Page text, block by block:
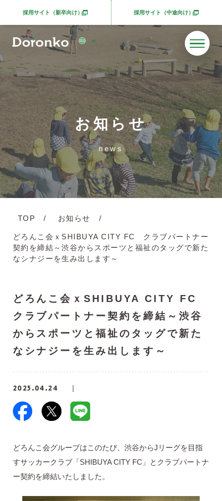
採用サイト（新卒向け）別ウィンドウで開きます 採用サイト（中途向け）別ウィンドウで開きま
お知らせ
news
TOP お知らせ
どろんこ会ｘSHIBUYA CITY FC クラブパートナー
契約を締結～渋谷からスポーツと福祉のタッグで新た
なシナジーを生み出します～
どろんこ会ｘSHIBUYA CITY FC
クラブパートナー契約を締結～渋谷
からスポーツと福祉のタッグで新た
なシナジーを生み出します～
2025.04.24
どろんこ会グループはこのたび、渋谷からJリーグを目指
すサッカークラブ「SHIBUYA CITY FC」とクラブパートナ
ー契約を締結いたしました。